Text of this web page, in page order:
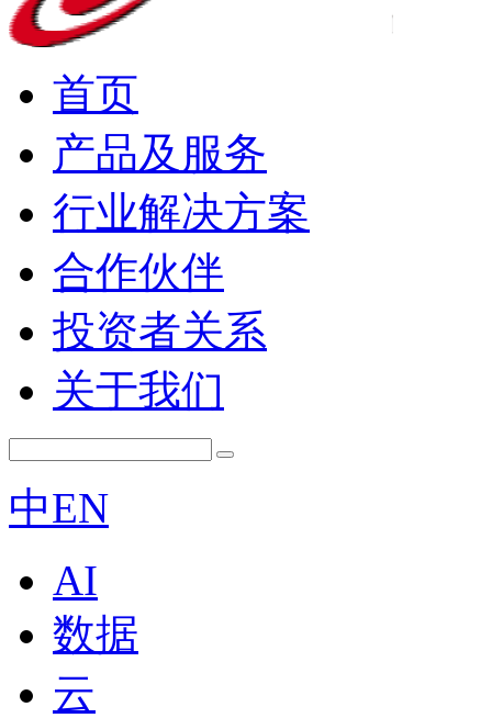
首页
产品及服务
行业解决方案
合作伙伴
投资者关系
关于我们
中EN
AI
数据
云